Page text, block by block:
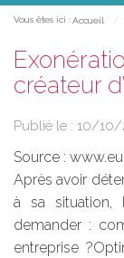
Vous êtes ici : Accueil
créateur
Publié le : 10/10/
Source :
Après avoir
à sa situation,
demander :
entreprise